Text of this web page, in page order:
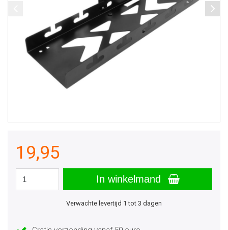
19,95
In winkelmand
Verwachte levertijd 1 tot 3 dagen